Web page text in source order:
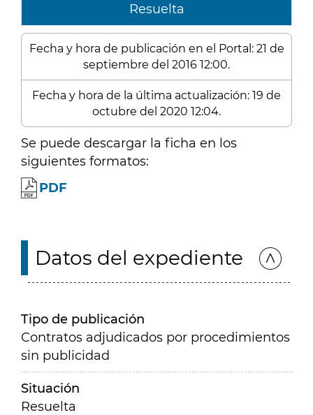
Resuelta
Fecha y hora de publicación en el Portal: 21 de
septiembre del 2016 12:00.
Fecha y hora de la última actualización: 19 de
octubre del 2020 12:04.
Se puede descargar la ficha en los
siguientes formatos:
PDF
Datos del expediente
Tipo de publicación
Contratos adjudicados por procedimientos
sin publicidad
Situación
Resuelta